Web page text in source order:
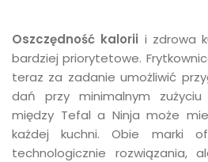
Oszczędność kalorii i zdrowa
bardziej priorytetowe.
teraz za zadanie umożliwić
dań przy minimalnym
między Tefal a Ninja może
każdej kuchni. Obie marki
technologicznie rozwiązania,